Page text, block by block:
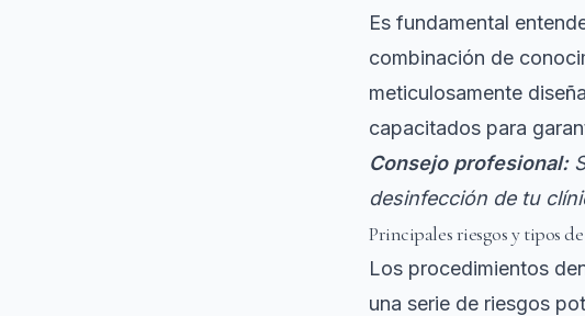
Es fundamental
combinación de
meticulosamente
capacitados para
Consejo profesional:
desinfección de tu
Principales riesgos y tipos
Los procedimientos
una serie de riesgos